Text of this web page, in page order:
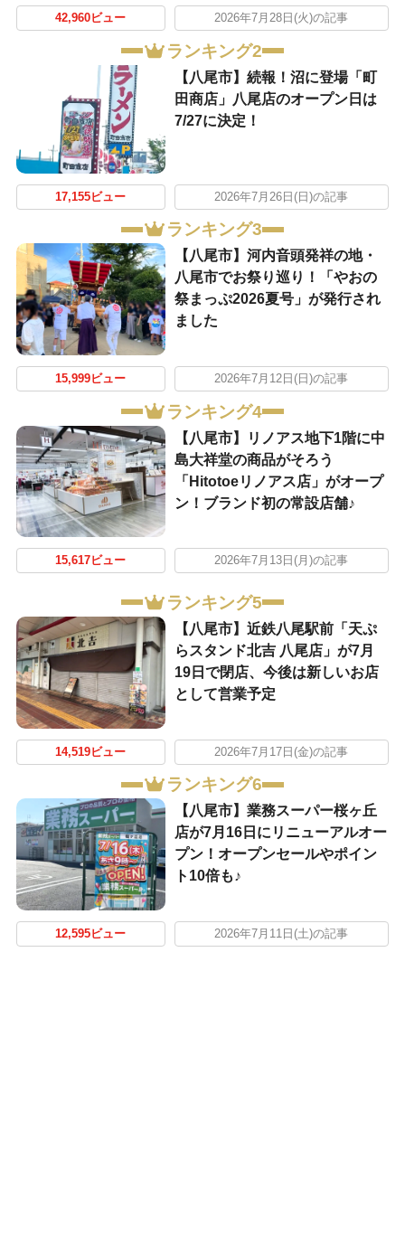
42,960ビュー 2026年7月28日(火)の記事
ランキング2
【八尾市】続報！沼に登場「町
田商店」八尾店のオープン日は
7/27に決定！
17,155ビュー 2026年7月26日(日)の記事
ランキング3
【八尾市】河内音頭発祥の地・
八尾市でお祭り巡り！「やおの
祭まっぷ2026夏号」が発行され
ました
15,999ビュー 2026年7月12日(日)の記事
ランキング4
【八尾市】リノアス地下1階に中
島大祥堂の商品がそろう
「Hitotoeリノアス店」がオープ
ン！ブランド初の常設店舗♪
15,617ビュー 2026年7月13日(月)の記事
ランキング5
【八尾市】近鉄八尾駅前「天ぷ
らスタンド北吉 八尾店」が7月
19日で閉店、今後は新しいお店
として営業予定
14,519ビュー 2026年7月17日(金)の記事
ランキング6
【八尾市】業務スーパー桜ヶ丘
店が7月16日にリニューアルオー
プン！オープンセールやポイン
ト10倍も♪
12,595ビュー 2026年7月11日(土)の記事